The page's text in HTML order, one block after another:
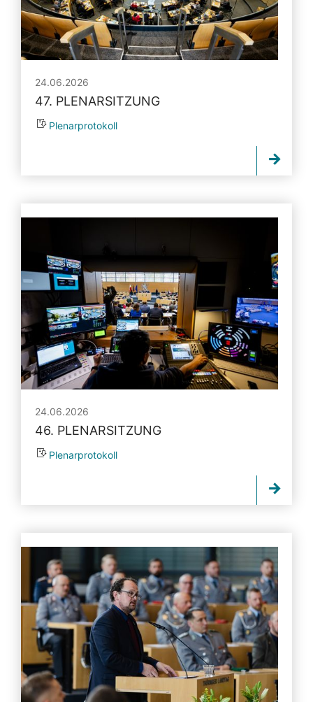
24.06.2026
47. PLENARSITZUNG
Plenarprotokoll
24.06.2026
46. PLENARSITZUNG
Plenarprotokoll